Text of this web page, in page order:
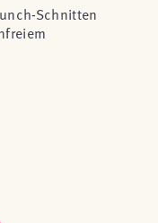
Schnitten